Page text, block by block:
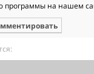
программы на нашем